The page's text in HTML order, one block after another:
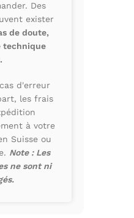
Des
exister
de doute,
technique
d'erreur
les frais
à votre
Suisse ou
Note : Les
ne sont ni